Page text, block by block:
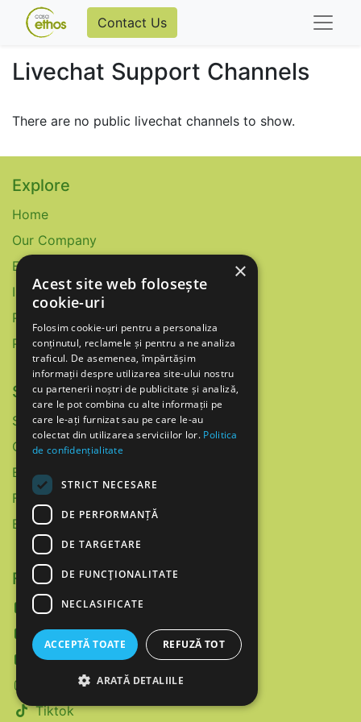
Contact Us
Livechat Support Channels
There are no public livechat channels to show.
Explore
Home
Our Company
Events
Istoric
Politica Cookies
Politica Confidentialitate
Services
Scoalaethos.ro​Fundatiaethos.ro
Openhands.ch​
Ethos.ch
Factum-magazin.ch
Ethos Impact
Follow us
Facebook
Twitter
Linkedin
Instagram
Tiktok
×
Acest site web folosește
cookie-uri
Folosim cookie-uri pentru a personaliza
conținutul, reclamele și pentru a ne analiza
traficul. De asemenea, împărtășim
informații despre utilizarea site-ului nostru
cu partenerii noștri de publicitate și analiză,
care le pot combina cu alte informații pe
care le-ați furnizat sau pe care le-au
colectat din utilizarea serviciilor lor. Politica
de confidențialitate
STRICT NECESARE
DE PERFORMANȚĂ
DE TARGETARE
DE FUNCŢIONALITATE
NECLASIFICATE
ACCEPTĂ TOATE REFUZĂ TOT
ARATĂ DETALIILE